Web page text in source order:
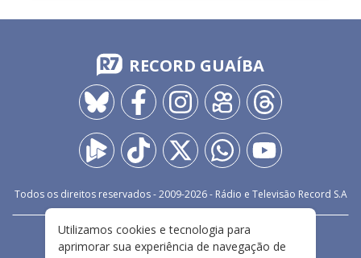
RECORD GUAÍBA
Todos os direitos reservados - 2009-2026- Rádio e Televisão Record S.A
FALE CONOSCO
PRIVACIDADE
Utilizamos cookies e tecnologia para
aprimorar sua experiência de navegação de